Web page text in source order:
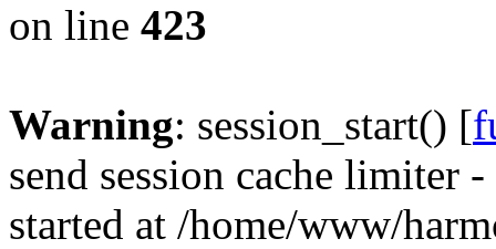
on line 423
Warning: session_start() [
send session cache limiter
started at /home/www/